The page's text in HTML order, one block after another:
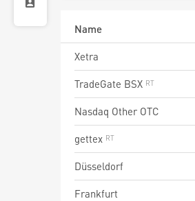
Name
Xetra
TradeGate BSX
Nasdaq Other OTC
gettex
Düsseldorf
Frankfurt